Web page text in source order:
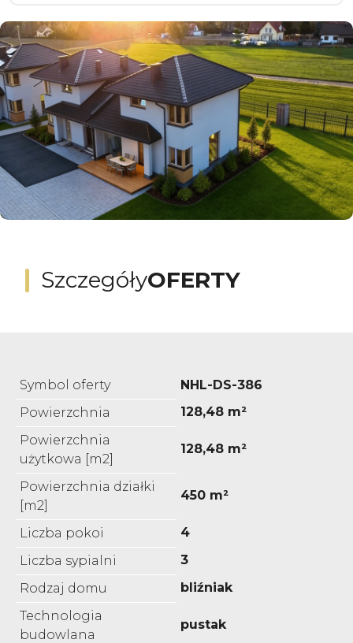
SzczegółyOFERTY
Symbol oferty
NHL-DS-386
Powierzchnia
128,48 m²
Powierzchnia
użytkowa [m2]
128,48 m²
Powierzchnia działki
[m2]
450 m²
Liczba pokoi
4
Liczba sypialni
3
Rodzaj domu
bliźniak
Technologia
budowlana
pustak